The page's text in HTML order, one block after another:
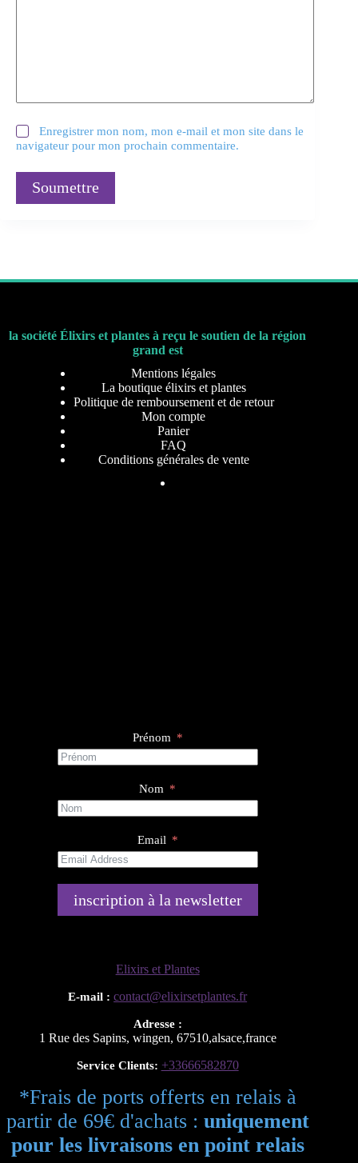
Enregistrer mon nom, mon e-mail et mon site dans le
navigateur pour mon prochain commentaire.
Soumettre
la société Élixirs et plantes à reçu le soutien de la région
grand est
Mentions légales
La boutique élixirs et plantes
Politique de remboursement et de retour
Mon compte
Panier
FAQ
Conditions générales de vente
Prénom
Nom
Email
inscription à la newsletter
Elixirs et Plantes
E-mail : contact@elixirsetplantes.fr
Adresse :
1 Rue des Sapins, wingen, 67510,alsace,france
Service Clients: +33666582870
*Frais de ports offerts en relais à
partir de 69€ d'achats : uniquement
pour les livraisons en point relais